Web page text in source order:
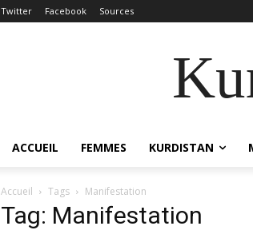
Twitter Facebook Sources
ACCUEIL FEMMES KURDISTAN
Accueil Tags Manifestation
Tag: Manifestation